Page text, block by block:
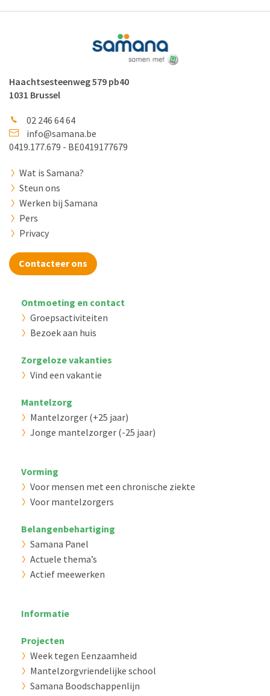
Haachtsesteenweg 579 pb40
1031 Brussel
02 246 64 64
info@samana.be
0419.177.679 - BE0419177679
Wat is Samana?
Steun ons
Werken bij Samana
Pers
Privacy
Contacteer ons
Ontmoeting en contact
Groepsactiviteiten
Bezoek aan huis
Zorgeloze vakanties
Vind een vakantie
Mantelzorg
Mantelzorger (+25 jaar)
Jonge mantelzorger (-25 jaar)
Vorming
Voor mensen met een chronische ziekte
Voor mantelzorgers
Belangenbehartiging
Samana Panel
Actuele thema’s
Actief meewerken
Informatie
Projecten
Week tegen Eenzaamheid
Mantelzorgvriendelijke school
Samana Boodschappenlijn